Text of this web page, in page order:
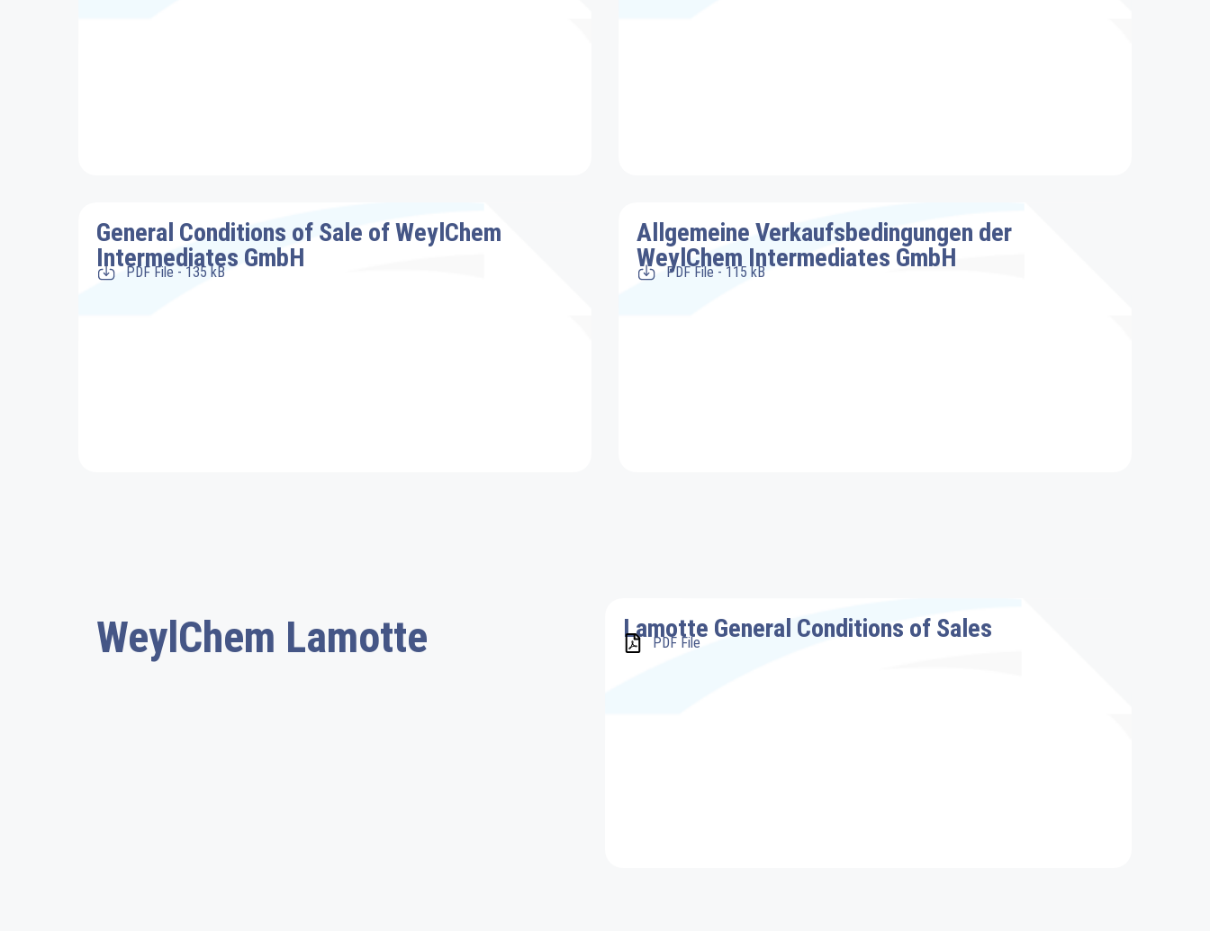
General Conditions of Sale of WeylChem
Intermediates GmbH
PDF File - 135 kB
Allgemeine Verkaufsbedingungen der
WeylChem Intermediates GmbH
PDF File - 115 kB
WeylChem Lamotte Lamotte General Conditions of Sales
PDF File